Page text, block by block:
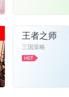
王者之师
三国策略